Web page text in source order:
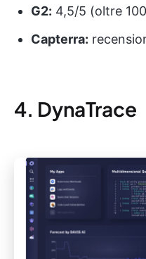
G2: 4,5/5 (oltre
Capterra:
4. DynaTrace